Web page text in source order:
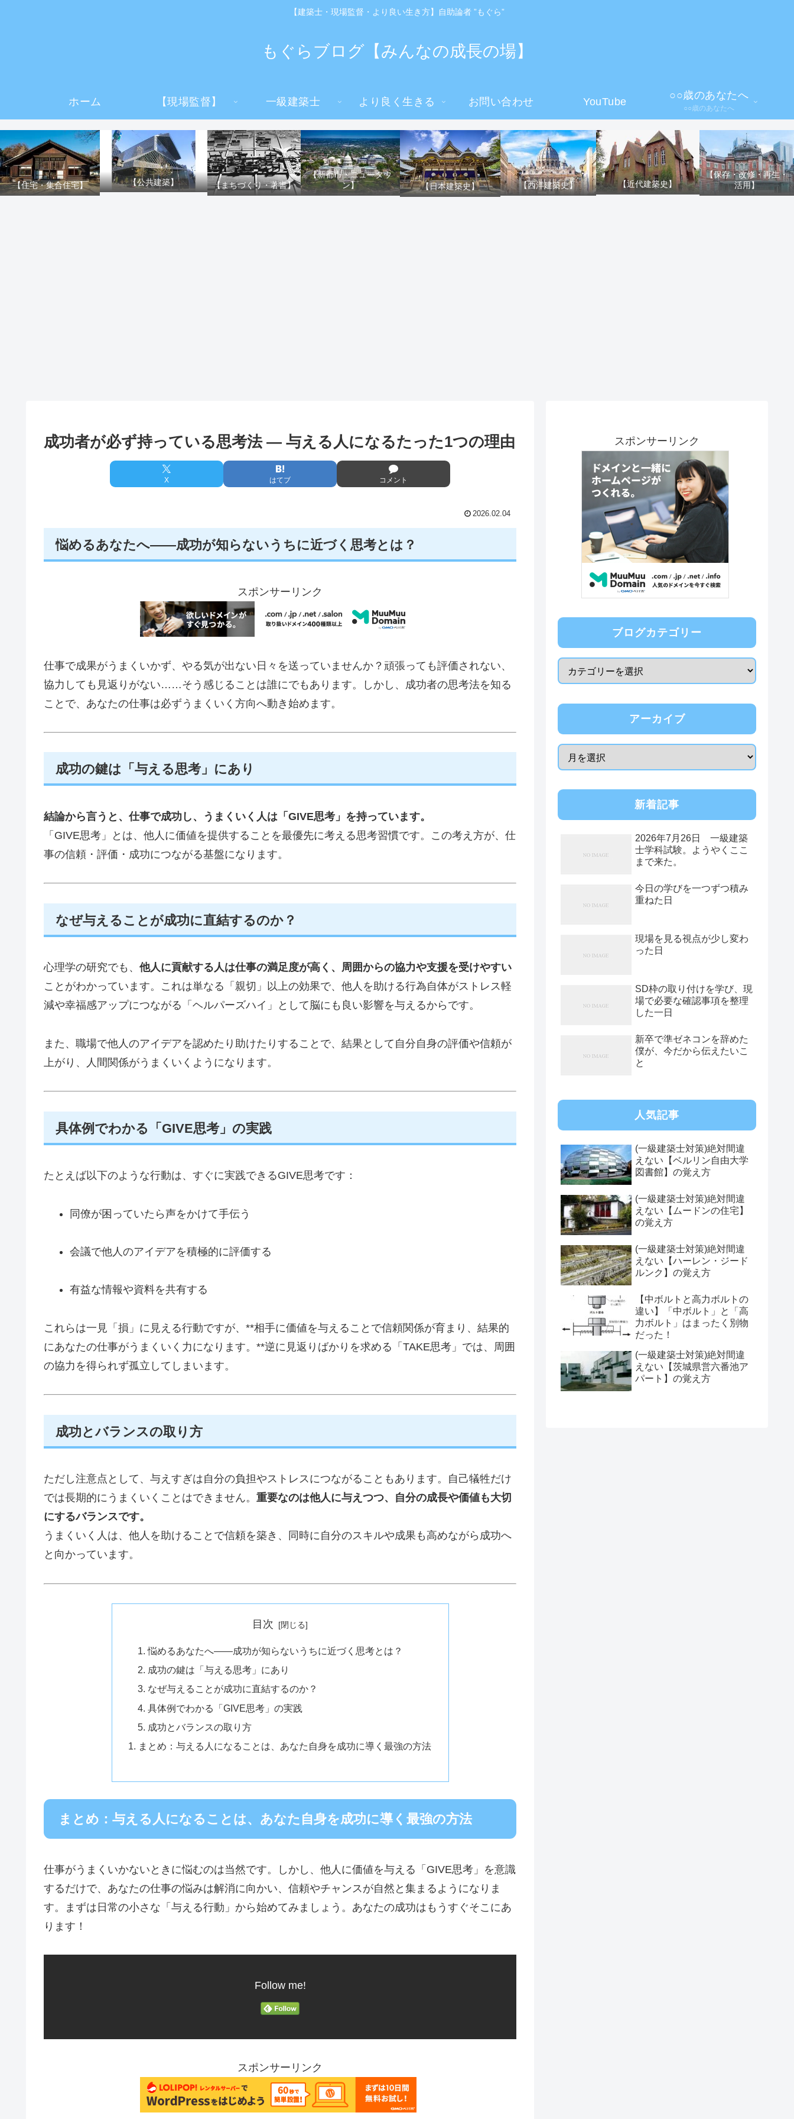
【建築士・現場監督・より良い生き方】自助論者 ”もぐら”
もぐらブログ【みんなの成長の場】
ホーム 【現場監督】 一級建築士 より良く生きる お問い合わせ YouTube
○○歳のあなたへ
○○歳のあなたへ
【住宅・集合住宅】 【公共建築】 【まちづくり・著書】
【新都市・ニュータウ
ン】
【日本建築史】 【西洋建築史】 【近代建築史】
【保存・改修・再生・
活用】
成功者が必ず持っている思考法 — 与える人になるたった1つの理由
X はてブ コメント
2026.02.04
悩めるあなたへ――成功が知らないうちに近づく思考とは？
スポンサーリンク
仕事で成果がうまくいかず、やる気が出ない日々を送っていませんか？頑張っても評価されない、
協力しても見返りがない……そう感じることは誰にでもあります。しかし、成功者の思考法を知る
ことで、あなたの仕事は必ずうまくいく方向へ動き始めます。
成功の鍵は「与える思考」にあり
結論から言うと、仕事で成功し、うまくいく人は「GIVE思考」を持っています。
「GIVE思考」とは、他人に価値を提供することを最優先に考える思考習慣です。この考え方が、仕
事の信頼・評価・成功につながる基盤になります。
なぜ与えることが成功に直結するのか？
心理学の研究でも、 他人に貢献する人は仕事の満足度が高く、周囲からの協力や支援を受けやすい
ことがわかっています。これは単なる「親切」以上の効果で、他人を助ける行為自体がストレス軽
減や幸福感アップにつながる「ヘルパーズハイ」として脳にも良い影響を与えるからです。
また、職場で他人のアイデアを認めたり助けたりすることで、結果として自分自身の評価や信頼が
上がり、人間関係がうまくいくようになります。
具体例でわかる「GIVE思考」の実践
たとえば以下のような行動は、すぐに実践できるGIVE思考です：
同僚が困っていたら声をかけて手伝う
会議で他人のアイデアを積極的に評価する
有益な情報や資料を共有する
これらは一見「損」に見える行動ですが、**相手に価値を与えることで信頼関係が育まり、結果的
にあなたの仕事がうまくいく力になります。**逆に見返りばかりを求める「TAKE思考」では、周囲
の協力を得られず孤立してしまいます。
成功とバランスの取り方
ただし注意点として、与えすぎは自分の負担やストレスにつながることもあります。自己犠牲だけ
では長期的にうまくいくことはできません。 重要なのは他人に与えつつ、自分の成長や価値も大切
にするバランスです。
うまくいく人は、他人を助けることで信頼を築き、同時に自分のスキルや成果も高めながら成功へ
と向かっています。
目次
悩めるあなたへ――成功が知らないうちに近づく思考とは？
成功の鍵は「与える思考」にあり
なぜ与えることが成功に直結するのか？
具体例でわかる「GIVE思考」の実践
成功とバランスの取り方
まとめ：与える人になることは、あなた自身を成功に導く最強の方法
まとめ：与える人になることは、あなた自身を成功に導く最強の方法
仕事がうまくいかないときに悩むのは当然です。しかし、他人に価値を与える「GIVE思考」を意識
するだけで、あなたの仕事の悩みは解消に向かい、信頼やチャンスが自然と集まるようになりま
す。まずは日常の小さな「与える行動」から始めてみましょう。あなたの成功はもうすぐそこにあ
ります！
Follow me!
スポンサーリンク
スポンサーリンク
ブログカテゴリー
アーカイブ
新着記事
2026年7月26日 一級建築
士学科試験。ようやくここ
まで来た。
今日の学びを一つずつ積み
重ねた日
現場を見る視点が少し変わ
った日
SD枠の取り付けを学び、現
場で必要な確認事項を整理
した一日
新卒で準ゼネコンを辞めた
僕が、今だから伝えたいこ
と
人気記事
(一級建築士対策)絶対間違
えない【ベルリン自由大学
図書館】の覚え方
(一級建築士対策)絶対間違
えない【ムードンの住宅】
の覚え方
(一級建築士対策)絶対間違
えない【ハーレン・ジード
ルンク】の覚え方
【中ボルトと高力ボルトの
違い】「中ボルト」と「高
力ボルト」はまったく別物
だった！
(一級建築士対策)絶対間違
えない【茨城県営六番池ア
パート】の覚え方